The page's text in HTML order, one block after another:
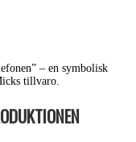
– en symbolisk
tillvaro.